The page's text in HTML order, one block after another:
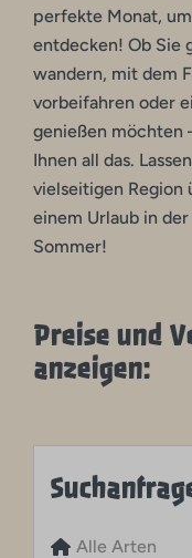
perfekte Monat,
entdecken! Ob Sie
wandern, mit dem
vorbeifahren oder
genießen möchten
Ihnen all das.
vielseitigen Region
einem Urlaub in
Sommer!
Preise und
anzeigen:
Alle Arten